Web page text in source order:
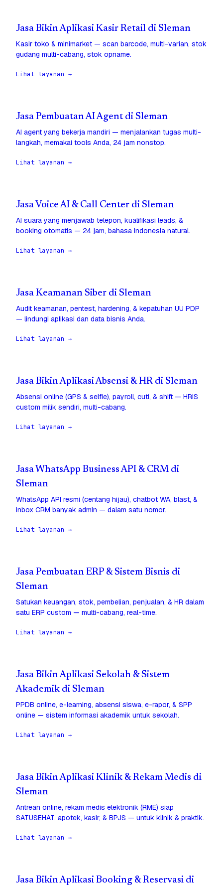
Jasa Bikin Aplikasi Kasir Retail di Sleman
Kasir toko & minimarket — scan barcode, multi-varian, stok
gudang multi-cabang, stok opname.
Lihat layanan →
Jasa Pembuatan AI Agent di Sleman
AI agent yang bekerja mandiri — menjalankan tugas multi-
langkah, memakai tools Anda, 24 jam nonstop.
Lihat layanan →
Jasa Voice AI & Call Center di Sleman
AI suara yang menjawab telepon, kualifikasi leads, &
booking otomatis — 24 jam, bahasa Indonesia natural.
Lihat layanan →
Jasa Keamanan Siber di Sleman
Audit keamanan, pentest, hardening, & kepatuhan UU PDP
— lindungi aplikasi dan data bisnis Anda.
Lihat layanan →
Jasa Bikin Aplikasi Absensi & HR di Sleman
Absensi online (GPS & selfie), payroll, cuti, & shift — HRIS
custom milik sendiri, multi-cabang.
Lihat layanan →
Jasa WhatsApp Business API & CRM di
Sleman
WhatsApp API resmi (centang hijau), chatbot WA, blast, &
inbox CRM banyak admin — dalam satu nomor.
Lihat layanan →
Jasa Pembuatan ERP & Sistem Bisnis di
Sleman
Satukan keuangan, stok, pembelian, penjualan, & HR dalam
satu ERP custom — multi-cabang, real-time.
Lihat layanan →
Jasa Bikin Aplikasi Sekolah & Sistem
Akademik di Sleman
PPDB online, e-learning, absensi siswa, e-rapor, & SPP
online — sistem informasi akademik untuk sekolah.
Lihat layanan →
Jasa Bikin Aplikasi Klinik & Rekam Medis di
Sleman
Antrean online, rekam medis elektronik (RME) siap
SATUSEHAT, apotek, kasir, & BPJS — untuk klinik & praktik.
Lihat layanan →
Jasa Bikin Aplikasi Booking & Reservasi di